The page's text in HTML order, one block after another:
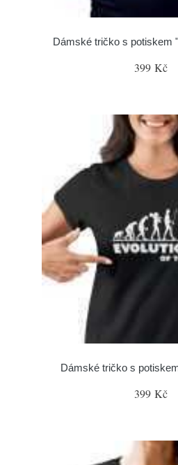
Dámské tričko s potiskem
399 Kč
Dámské tričko s
399 Kč